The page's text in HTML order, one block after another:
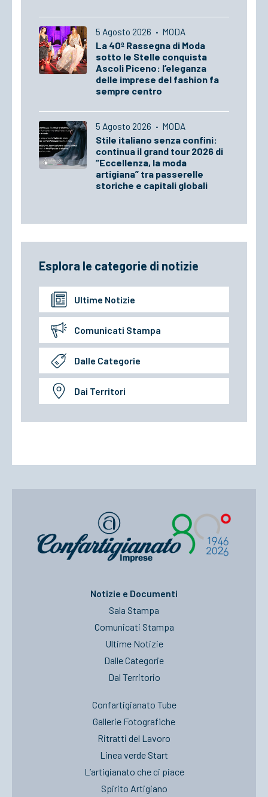
5 Agosto 2026 · MODA
La 40ª Rassegna di Moda
sotto le Stelle conquista
Ascoli Piceno: l’eleganza
delle imprese del fashion fa
sempre centro
5 Agosto 2026 · MODA
Stile italiano senza confini:
continua il grand tour 2026 di
“Eccellenza, la moda
artigiana” tra passerelle
storiche e capitali globali
Esplora le categorie di notizie
Ultime Notizie
Comunicati Stampa
Dalle Categorie
Dai Territori
Notizie e Documenti
Sala Stampa
Comunicati Stampa
Ultime Notizie
Dalle Categorie
Dal Territorio
Confartigianato Tube
Gallerie Fotografiche
Ritratti del Lavoro
Linea verde Start
L’artigianato che ci piace
Spirito Artigiano